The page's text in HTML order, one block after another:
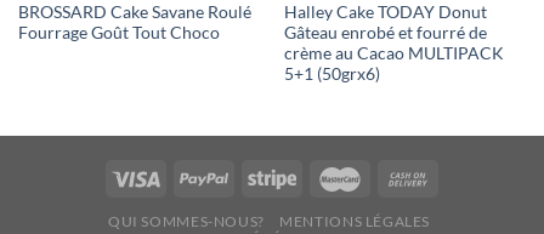
BROSSARD Cake Savane Roulé
Fourrage Goût Tout Choco
Halley Cake TODAY Donut
Gâteau enrobé et fourré de
crème au Cacao MULTIPACK
5+1 (50grx6)
QUI SOMMES-NOUS?
MENTIONS LÉGALES